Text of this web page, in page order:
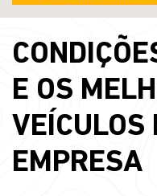
E OS
VEÍCULOS
EMPRESA